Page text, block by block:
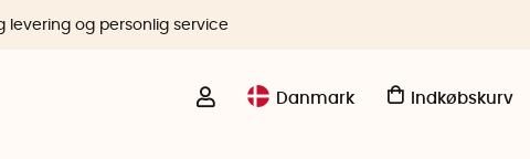
Danmark Indkøbskurv
levering og personlig service